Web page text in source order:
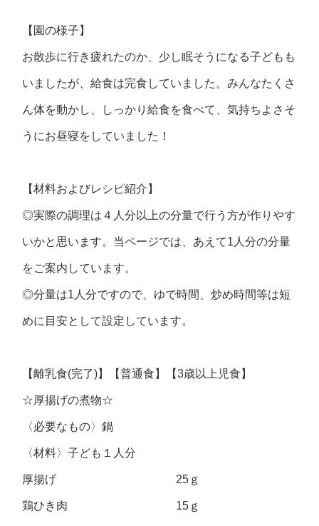
【園の様子】
お散歩に行き疲れたのか、少し眠そうになる子どもも
いましたが、給食は完食していました。みんなたくさ
ん体を動かし、しっかり給食を食べて、気持ちよさそ
うにお昼寝をしていました！
【材料およびレシピ紹介】
◎実際の調理は４人分以上の分量で行う方が作りやす
いかと思います。当ページでは、あえて1人分の分量
をご案内しています。
◎分量は1人分ですので、ゆで時間、炒め時間等は短
めに目安として設定しています。
【離乳食(完了)】【普通食】【3歳以上児食】
☆厚揚げの煮物☆
〈必要なもの〉鍋
〈材料〉子ども１人分
厚揚げ 25ｇ
鶏ひき肉 15ｇ